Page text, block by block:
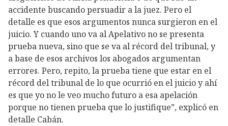
accidente buscando persuadir a la juez. Pero el
detalle es que esos argumentos nunca surgieron en el
juicio. Y cuando uno va al Apelativo no se presenta
prueba nueva, sino que se va al récord del tribunal, y
a base de esos archivos los abogados argumentan
errores. Pero, repito, la prueba tiene que estar en el
récord del tribunal de lo que ocurrió en el juicio y ahí
es que yo no le veo mucho futuro a esa apelación
porque no tienen prueba que lo justifique”, explicó en
detalle Cabán.